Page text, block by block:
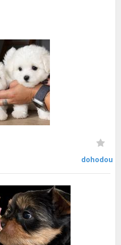
dohodou